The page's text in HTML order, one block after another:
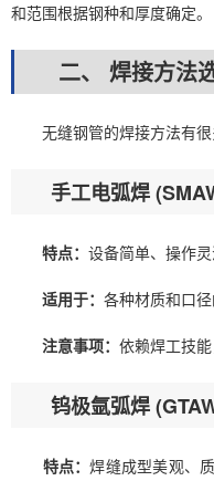
和范围根据钢种和厚度确定。
二、 焊接方法
无缝钢管的焊接方法有很
手工电弧焊
特点： 设备简单、操作灵
适用于： 各种材质和口
注意事项： 依赖焊工技能
钨极氩弧焊
特点：焊缝成型美观、